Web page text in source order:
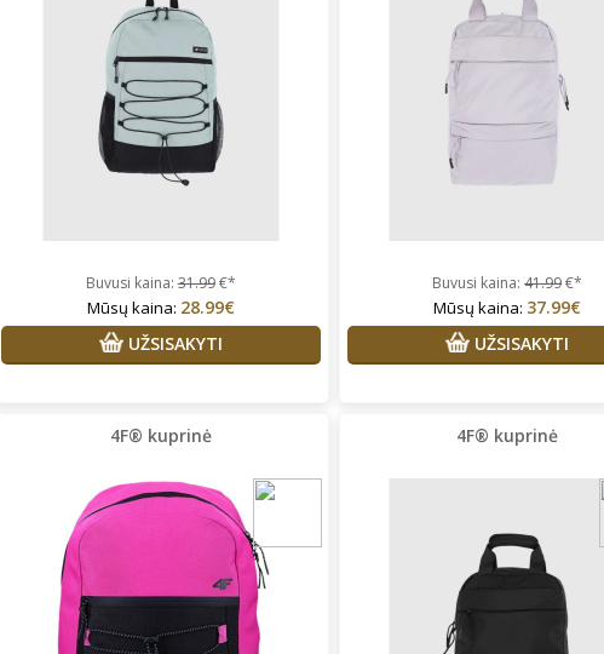
Buvusi kaina:31.99€*
Mūsų kaina: 28.99€
UŽSISAKYTI
Buvusi kaina:41.99€*
Mūsų kaina: 37.99€
UŽSISAKYTI
4F® kuprinė 4F® kuprinė